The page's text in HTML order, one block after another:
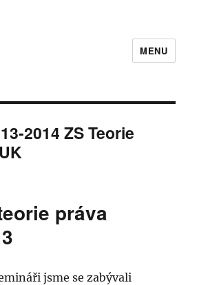
MENU
2014 ZS Teorie
práva
jsme se zabývali